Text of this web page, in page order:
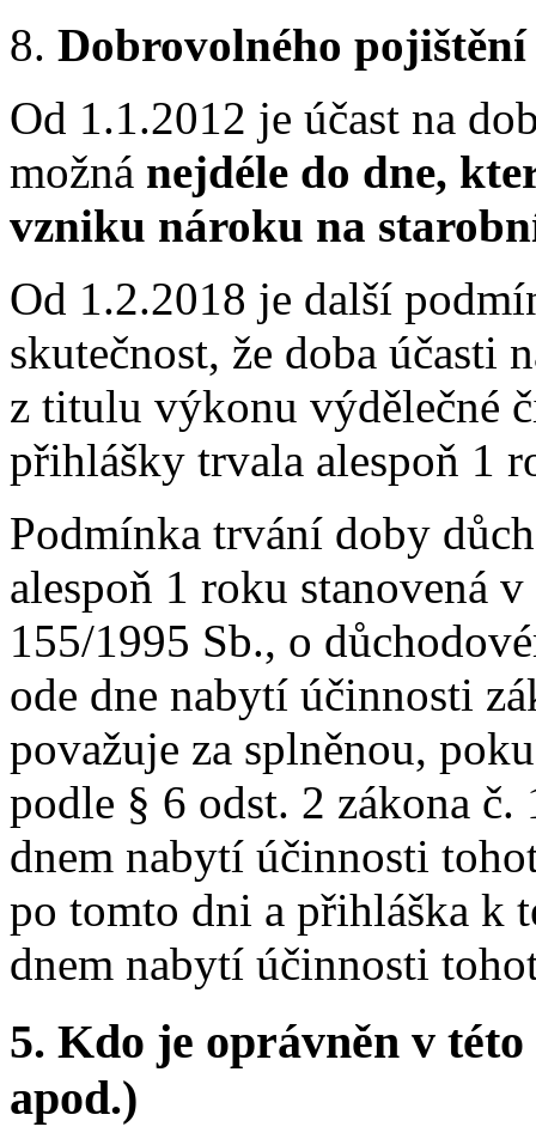
8. Dobrovolného pojištění
Od 1.1.2012 je účast na
možná nejdéle do dne,
vzniku nároku na
Od 1.2.2018 je další
skutečnost, že doba účasti
z titulu výkonu výdělečné
přihlášky trvala alespoň 1
Podmínka trvání doby
alespoň 1 roku stanovená
155/1995 Sb., o
ode dne nabytí účinnosti
považuje za splněnou,
podle § 6 odst. 2 zákona
dnem nabytí účinnosti
po tomto dni a přihláška k
dnem nabytí účinnosti
5. Kdo je oprávněn v
apod.)